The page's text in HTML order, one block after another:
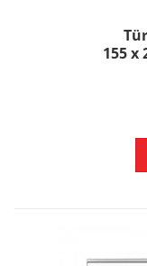
155 x